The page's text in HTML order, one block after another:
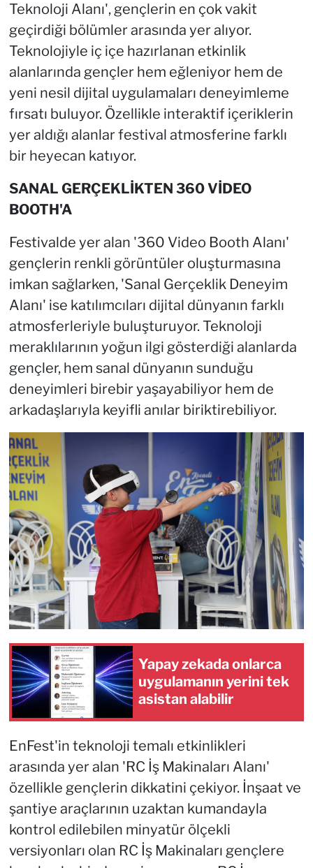
Teknoloji Alanı', gençlerin en çok vakit
geçirdiği bölümler arasında yer alıyor.
Teknolojiyle iç içe hazırlanan etkinlik
alanlarında gençler hem eğleniyor hem de
yeni nesil dijital uygulamaları deneyimleme
fırsatı buluyor. Özellikle interaktif içeriklerin
yer aldığı alanlar festival atmosferine farklı
bir heyecan katıyor.
SANAL GERÇEKLİKTEN 360 VİDEO
BOOTH'A
Festivalde yer alan '360 Video Booth Alanı'
gençlerin renkli görüntüler oluşturmasına
imkan sağlarken, 'Sanal Gerçeklik Deneyim
Alanı' ise katılımcıları dijital dünyanın farklı
atmosferleriyle buluşturuyor. Teknoloji
meraklılarının yoğun ilgi gösterdiği alanlarda
gençler, hem sanal dünyanın sunduğu
deneyimleri birebir yaşayabiliyor hem de
arkadaşlarıyla keyifli anılar biriktirebiliyor.
Yapay zekada onlarca
uygulamanın yerini tek
asistan alabilir
EnFest'in teknoloji temalı etkinlikleri
arasında yer alan 'RC İş Makinaları Alanı'
özellikle gençlerin dikkatini çekiyor. İnşaat ve
şantiye araçlarının uzaktan kumandayla
kontrol edilebilen minyatür ölçekli
versiyonları olan RC İş Makinaları gençlere